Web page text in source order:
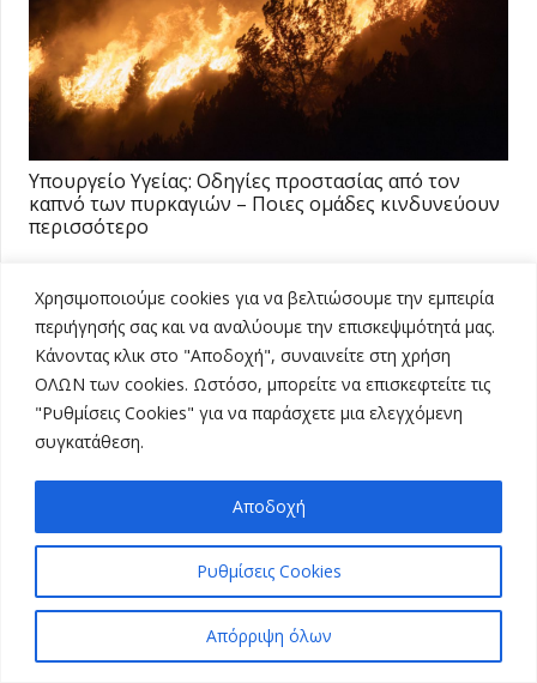
Χρησιμοποιούμε cookies για να βελτιώσουμε την εμπειρία
περιήγησής σας και να αναλύουμε την επισκεψιμότητά μας.
Κάνοντας κλικ στο "Αποδοχή", συναινείτε στη χρήση
ΟΛΩΝ των cookies. Ωστόσο, μπορείτε να επισκεφτείτε τις
"Ρυθμίσεις Cookies" για να παράσχετε μια ελεγχόμενη
συγκατάθεση.
Ρυθμίσεις Cookies
Απόρριψη όλων
Αποδοχή
Υπουργείο Υγείας: Οδηγίες προστασίας από τον
καπνό των πυρκαγιών – Ποιες ομάδες κινδυνεύουν
περισσότερο
Επόμενο άρθρο Προηγούμενο άρθρο
Πρόσφατα
Αποζημιώσεις: Πώς θα δοθούν για
αφθώδη πυρετό, πανώλη και
ευλογιά προβάτων – Τα ποσά
08/07/2026 Προβολές:79
Αποφεύγοντας 3 παράγοντες
κινδύνου κερδίζουμε 13 επιπλέον